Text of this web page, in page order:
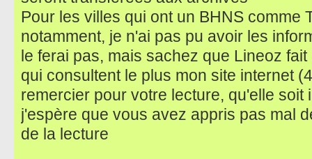
Pour les villes qui ont un BHNS comme
notamment, je n'ai pas pu avoir les
le ferai pas, mais sachez que Lineoz
qui consultent le plus mon site internet
remercier pour votre lecture, qu'elle soit
j'espère que vous avez appris pas mal
de la lecture